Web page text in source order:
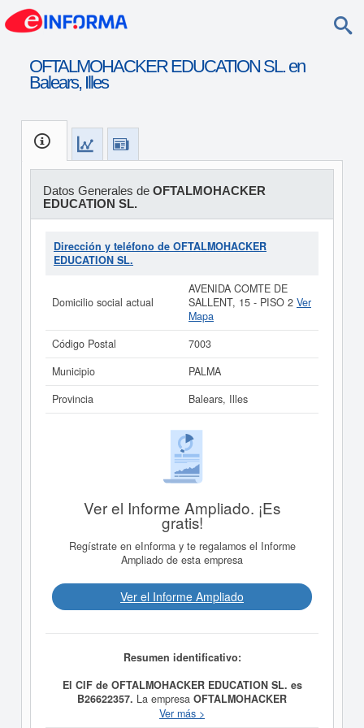
OFTALMOHACKER EDUCATION SL. en
Balears, Illes
Datos Generales de OFTALMOHACKER
EDUCATION SL.
Dirección y teléfono de OFTALMOHACKER
EDUCATION SL.
Domicilio social actual
AVENIDA COMTE DE
SALLENT, 15 - PISO 2 Ver
Mapa
Código Postal
7003
Municipio
PALMA
Provincia
Balears, Illes
Ver el Informe Ampliado. ¡Es
gratis!
Regístrate en eInforma y te regalamos el Informe
Ampliado de esta empresa
Ver el Informe Ampliado
Resumen identificativo:
El CIF de OFTALMOHACKER EDUCATION SL. es
B26622357. La empresa OFTALMOHACKER
tiene como objetivo La formación,
Ver más >